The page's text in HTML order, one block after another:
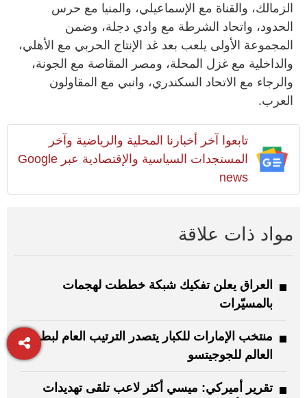
الزمالك، والقناة مع الإسماعيلي، والمنيا مع حرس
الحدود، واتحاد الشرطة مع وادي دجلة، وضمن
المجموعة الأولى يلعب بعد غد الإنتاج الحربي مع الأهلي،
والداخلية مع غزل المحلة، ومصر المقاصة مع الجونة،
والرجاء مع الاتحاد السكندري، وانبي مع المقاولون
العرب.
تابعوا آخر أخبارنا المحلية والرياضية وآخر
المستجدات السياسية والإقتصادية عبر Google
news
مواد ذات علاقة
العراق يعلن تفكيك شبكة خططت لهجمات
بالمسيّرات
منتخب الإمارات للكبار يتصدر الترتيب العام لبطولة
العالم للجوجيتسو
تقرير أميركي: ميسي أكثر لاعب تلقى تهديدات